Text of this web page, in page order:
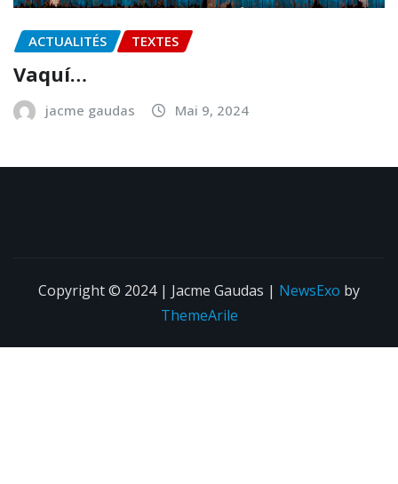
ACTUALITÉS TEXTES
Vaquí…
jacme gaudas Mai 9, 2024
Copyright © 2024 | Jacme Gaudas | NewsExo by
ThemeArile